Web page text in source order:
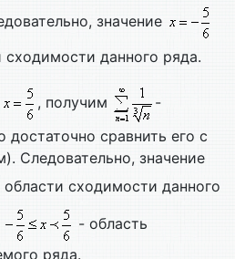
значение
данного ряда.
, получим
-
достаточно сравнить его с
Следовательно, значение
сходимости данного
- область
ряда.